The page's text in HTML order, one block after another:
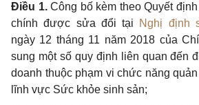
Điều 1.Công bốkèm theo Quyết
chính được sửa đổi tại
Nghị định
ngày 12 tháng 11 năm 2018 của
sung một số quy định liên quan đến
doanh thuộc phạm vi chức năng quả
lĩnh vực Sức khỏe sinh sản;